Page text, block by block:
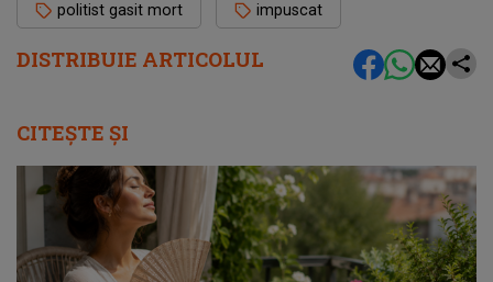
DISTRIBUIE ARTICOLUL
politist gasit mort impuscat
CITEȘTE ȘI